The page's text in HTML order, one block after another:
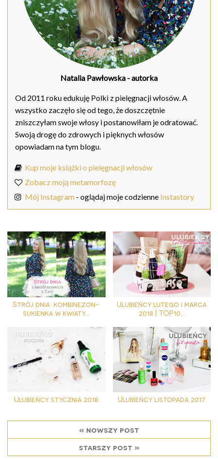
Natalia Pawłowska - autorka
Od 2011 roku edukuję Polki z pielęgnacji włosów. A
wszystko zaczęło się od tego, że doszczętnie
zniszczyłam swoje włosy i postanowiłam je odratować.
Swoją drogę do zdrowych i pięknych włosów
opowiadam na tym blogu.
Kup moje książki o pielęgnacji włosów
Zobacz moją metamorfozę
Mój Instagram - oglądaj moje codzienne Instastory
Strój dnia: kombinezon-
sukienka w kwiaty...
Ulubieńcy lutego i marca
2018 | TOP10...
Ulubieńcy stycznia 2018 Ulubieńcy listopada 2017
« nowszy post
starszy post »